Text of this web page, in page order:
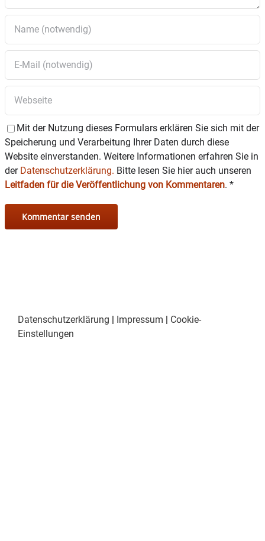
Mit der Nutzung dieses Formulars erklären Sie sich mit der
Speicherung und Verarbeitung Ihrer Daten durch diese
Website einverstanden. Weitere Informationen erfahren Sie in
der Datenschutzerklärung. Bitte lesen Sie hier auch unseren
Leitfaden für die Veröffentlichung von Kommentaren. *
Datenschutzerklärung | Impressum | Cookie-
Einstellungen